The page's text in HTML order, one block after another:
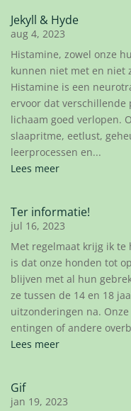
Jekyll & Hyde
aug 4, 2023
Histamine, zowel onze
kunnen niet met en niet
Histamine is een
ervoor dat verschillende
lichaam goed verlopen.
slaapritme, eetlust,
leerprocessen en...
Lees meer
Ter informatie!
jul 16, 2023
Met regelmaat krijg ik te
is dat onze honden tot
blijven met al hun
ze tussen de 14 en 18
uitzonderingen na.
entingen of andere
Lees meer
Gif
jan 19, 2023